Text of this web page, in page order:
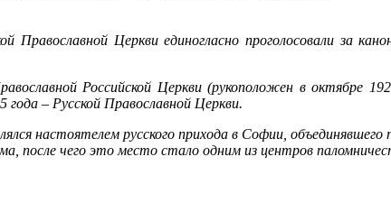
Православной Церкви единогласно проголосовали за
Российской Церкви (рукоположен в октябре
года – Русской Православной Церкви.
настоятелем русского прихода в Софии, объединявшего
после чего это место стало одним из центров